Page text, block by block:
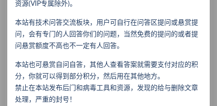
致的任何会员资料泄露、积分丢失以及所带来的任何其它损失，
本网站均不负任何责任。
7、本网站如无意中有相关资源丶软件丶源码丶文章内容侵犯了您
资源(VIP专属除外)。
本站有技术问答交流板块，用户可自行在问答区提问或悬赏提
问，会有专门的人回答你们的问题，当然免费的提问的或者提
问悬赏额度不高也不一定有人回答。
本站也可悬赏自问自答，其他人查看答案就需要支付对应的积
分，你就可以得到部分积分，然后用在其他地方。
禁止在本站发布后门和病毒工具和资源，发现的给与删除文章
处理，严重的封号！